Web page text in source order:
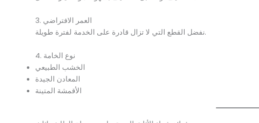
3. العمر الافتراضي
نفضل القطع التي لا تزال قادرة على الخدمة لفترة طويلة.
4. نوع الخامة
الخشب الطبيعي
المعادن الجيدة
الأقمشة المتينة